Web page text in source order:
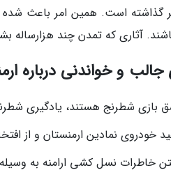
است. همین امر باعث شده
آثاری که تمدن چند هزارساله
و خواندنی درباره
بازی شطرنج هستند، یادگیری
خودروی نمادین ارمنستان و از
خاطرات نسل کشی ارامنه به